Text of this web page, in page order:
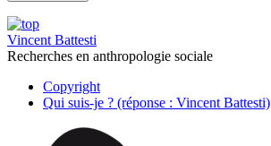
Vincent Battesti
Recherches en anthropologie sociale
Copyright
Qui suis-je ? (réponse : Vincent Battesti)